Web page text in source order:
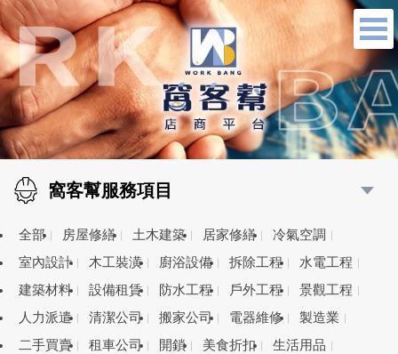
窩客幫服務項目
全部 房屋修繕 土木建築 居家修繕
冷氣空調
室內設計
木工裝潢 廚浴設備 拆除工程
水電工程
建築材料
設備租賃 防水工程 戶外工程
景觀工程
人力派遣
清潔公司 搬家公司 電器維修
製造業
二手買賣
租車公司 開鎖 美食折扣
生活用品